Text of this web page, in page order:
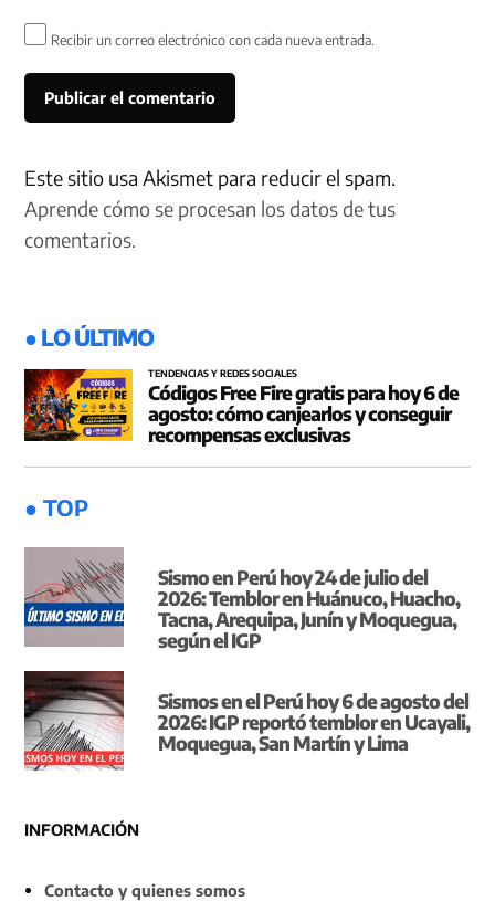
Recibir un correo electrónico con cada nueva entrada.
Este sitio usa Akismet para reducir el spam.
Aprende cómo se procesan los datos de tus
comentarios.
● LO ÚLTIMO
TENDENCIAS Y REDES SOCIALES
Códigos Free Fire gratis para hoy 6 de
agosto: cómo canjearlos y conseguir
recompensas exclusivas
● TOP
Sismo en Perú hoy 24 de julio del
2026: Temblor en Huánuco, Huacho,
Tacna, Arequipa, Junín y Moquegua,
según el IGP
Sismos en el Perú hoy 6 de agosto del
2026: IGP reportó temblor en Ucayali,
Moquegua, San Martín y Lima
INFORMACIÓN
Contacto y quienes somos